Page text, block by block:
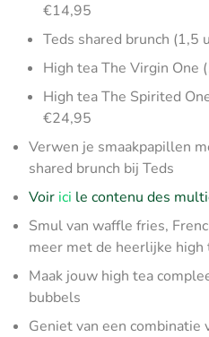
€14,95
Teds shared brunch (1,5
High tea The Virgin One
High tea The Spirited
€24,95
Verwen je smaakpapillen
shared brunch bij Teds
Voir ici le contenu des
Smul van waffle fries,
meer met de heerlijke high
Maak jouw high tea
bubbels
Geniet van een combinatie